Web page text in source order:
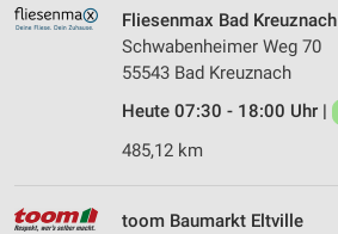
Fliesenmax Bad Kreuznach
Schwabenheimer Weg 70
55543 Bad Kreuznach
Heute 07:30 - 18:00 Uhr |
485,12 km
toom Baumarkt Eltville